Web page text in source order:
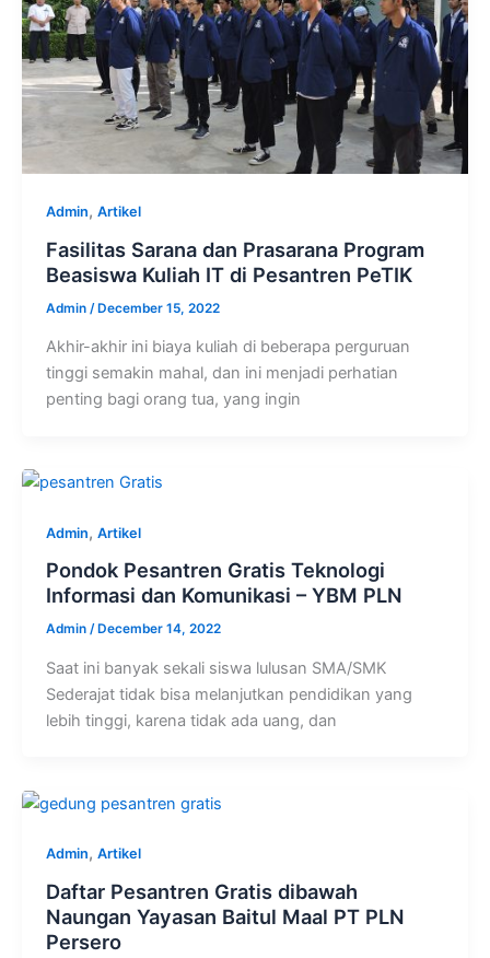
Admin, Artikel
Fasilitas Sarana dan Prasarana Program
Beasiswa Kuliah IT di Pesantren PeTIK
Admin /December 15, 2022
Akhir-akhir ini biaya kuliah di beberapa perguruan
tinggi semakin mahal, dan ini menjadi perhatian
penting bagi orang tua, yang ingin
Admin, Artikel
Pondok Pesantren Gratis Teknologi
Informasi dan Komunikasi – YBM PLN
Admin / December 14, 2022
Saat ini banyak sekali siswa lulusan SMA/SMK
Sederajat tidak bisa melanjutkan pendidikan yang
lebih tinggi, karena tidak ada uang, dan
Admin, Artikel
Daftar Pesantren Gratis dibawah
Naungan Yayasan Baitul Maal PT PLN
Persero